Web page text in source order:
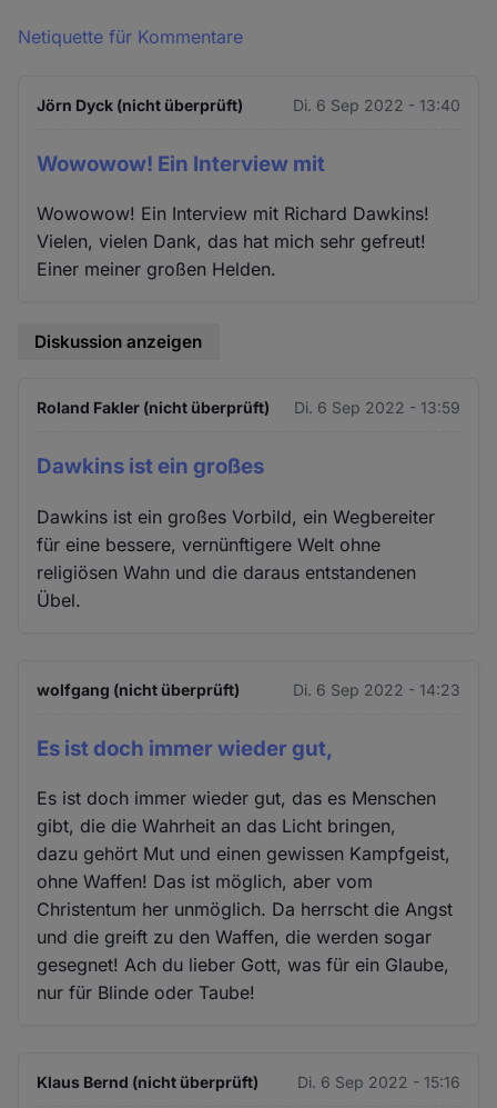
Netiquette für Kommentare
Jörn Dyck (nicht überprüft) Di. 6 Sep 2022 - 13:40
Wowowow! Ein Interview mit
Wowowow! Ein Interview mit Richard Dawkins!
Vielen, vielen Dank, das hat mich sehr gefreut!
Einer meiner großen Helden.
Diskussion anzeigen
Roland Fakler (nicht überprüft) Di. 6 Sep 2022 - 13:59
Dawkins ist ein großes
Dawkins ist ein großes Vorbild, ein Wegbereiter
für eine bessere, vernünftigere Welt ohne
religiösen Wahn und die daraus entstandenen
Übel.
wolfgang (nicht überprüft) Di. 6 Sep 2022 - 14:23
Es ist doch immer wieder gut,
Es ist doch immer wieder gut, das es Menschen
gibt, die die Wahrheit an das Licht bringen,
dazu gehört Mut und einen gewissen Kampfgeist,
ohne Waffen! Das ist möglich, aber vom
Christentum her unmöglich. Da herrscht die Angst
und die greift zu den Waffen, die werden sogar
gesegnet! Ach du lieber Gott, was für ein Glaube,
nur für Blinde oder Taube!
Klaus Bernd (nicht überprüft) Di. 6 Sep 2022 - 15:16